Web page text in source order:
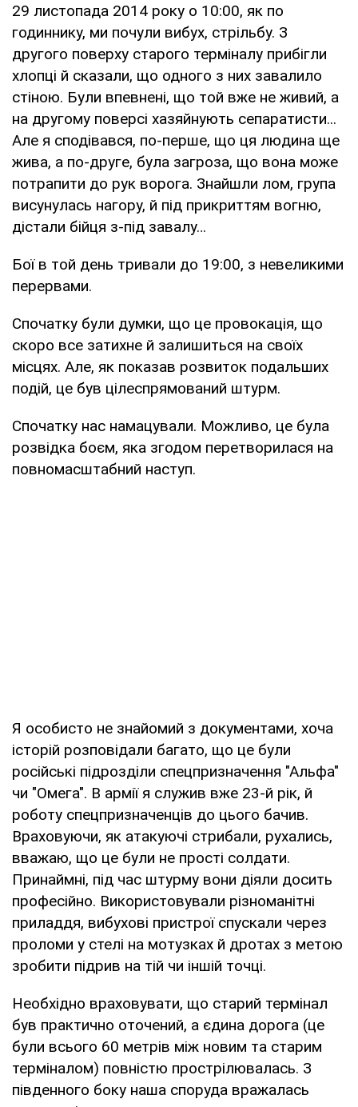
29 листопада 2014 року о 10:00, як по
годиннику, ми почули вибух, стрільбу. З
другого поверху старого терміналу прибігли
хлопці й сказали, що одного з них завалило
стіною. Були впевнені, що той вже не живий, а
на другому поверсі хазяйнують сепаратисти...
Але я сподівався, по-перше, що ця людина ще
жива, а по-друге, була загроза, що вона може
потрапити до рук ворога. Знайшли лом, група
висунулась нагору, й під прикриттям вогню,
дістали бійця з-під завалу…
Бої в той день тривали до 19:00, з невеликими
перервами.
Спочатку були думки, що це провокація, що
скоро все затихне й залишиться на своїх
місцях. Але, як показав розвиток подальших
подій, це був цілеспрямований штурм.
Спочатку нас намацували. Можливо, це була
розвідка боєм, яка згодом перетворилася на
повномасштабний наступ.
Я особисто не знайомий з документами, хоча
історій розповідали багато, що це були
російські підрозділи спецпризначення "Альфа"
чи "Омега". В армії я служив вже 23-й рік, й
роботу спецпризначенців до цього бачив.
Враховуючи, як атакуючі стрибали, рухались,
вважаю, що це були не прості солдати.
Принаймні, під час штурму вони діяли досить
професійно. Використовували різноманітні
приладдя, вибухові пристрої спускали через
проломи у стелі на мотузках й дротах з метою
зробити підрив на тій чи іншій точці.
Необхідно враховувати, що старий термінал
був практично оточений, а єдина дорога (це
були всього 60 метрів між новим та старим
терміналом) повністю прострілювалась. З
південного боку наша споруда вражалась